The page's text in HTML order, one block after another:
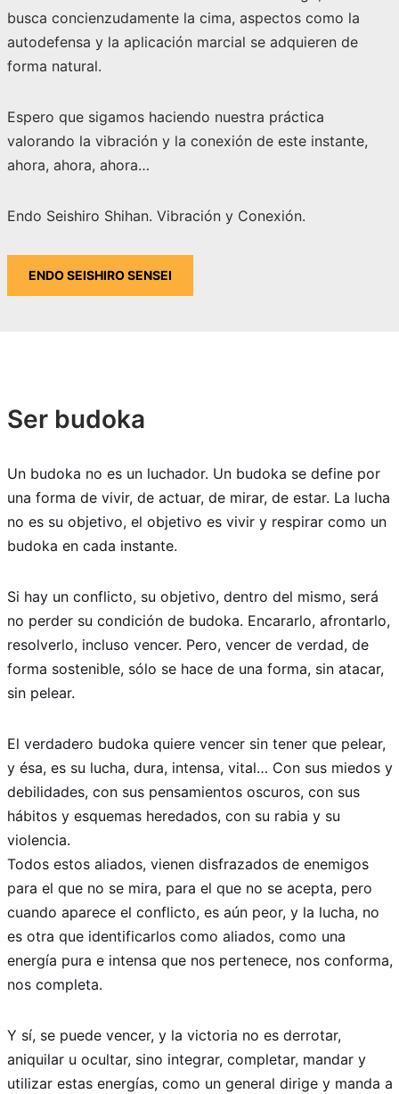
busca concienzudamente la cima, aspectos como la
autodefensa y la aplicación marcial se adquieren de
forma natural.
Espero que sigamos haciendo nuestra práctica
valorando la vibración y la conexión de este instante,
ahora, ahora, ahora…
Endo Seishiro Shihan. Vibración y Conexión.
ENDO SEISHIRO SENSEI
Ser budoka
Un budoka no es un luchador. Un budoka se define por
una forma de vivir, de actuar, de mirar, de estar. La lucha
no es su objetivo, el objetivo es vivir y respirar como un
budoka en cada instante.
Si hay un conflicto, su objetivo, dentro del mismo, será
no perder su condición de budoka. Encararlo, afrontarlo,
resolverlo, incluso vencer. Pero, vencer de verdad, de
forma sostenible, sólo se hace de una forma, sin atacar,
sin pelear.
El verdadero budoka quiere vencer sin tener que pelear,
y ésa, es su lucha, dura, intensa, vital… Con sus miedos y
debilidades, con sus pensamientos oscuros, con sus
hábitos y esquemas heredados, con su rabia y su
violencia.
Todos estos aliados, vienen disfrazados de enemigos
para el que no se mira, para el que no se acepta, pero
cuando aparece el conflicto, es aún peor, y la lucha, no
es otra que identificarlos como aliados, como una
energía pura e intensa que nos pertenece, nos conforma,
nos completa.
Y sí, se puede vencer, y la victoria no es derrotar,
aniquilar u ocultar, sino integrar, completar, mandar y
utilizar estas energías, como un general dirige y manda a